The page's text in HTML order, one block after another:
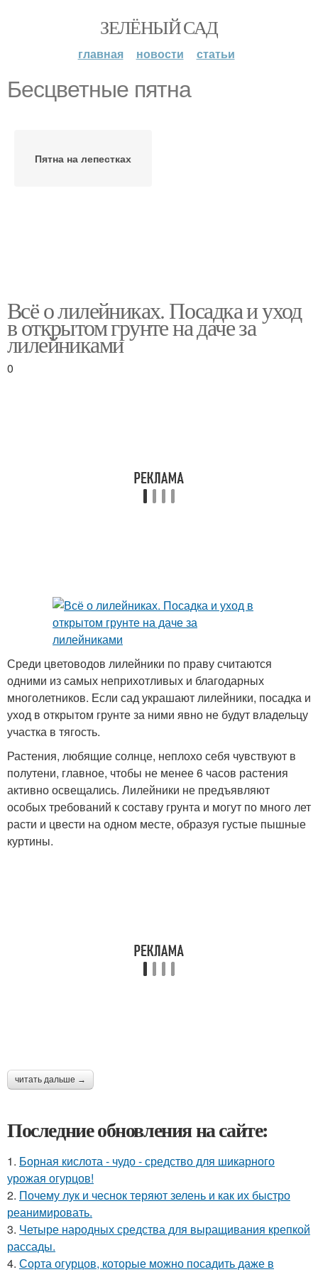
ЗЕЛЁНЫЙ САД
главная новости статьи
Бесцветные пятна
Пятна на лепестках
Всё о лилейниках. Посадка и уход
в открытом грунте на даче за
лилейниками
0
Среди цветоводов лилейники по праву считаются
одними из самых неприхотливых и благодарных
многолетников. Если сад украшают лилейники, посадка и
уход в открытом грунте за ними явно не будут владельцу
участка в тягость.
Растения, любящие солнце, неплохо себя чувствуют в
полутени, главное, чтобы не менее 6 часов растения
активно освещались. Лилейники не предъявляют
особых требований к составу грунта и могут по много лет
расти и цвести на одном месте, образуя густые пышные
куртины.
читать дальше →
Последние обновления на сайте:
1. Борная кислота - чудо - средство для шикарного
урожая огурцов!
2. Почему лук и чеснок теряют зелень и как их быстро
реанимировать.
3. Четыре народных средства для выращивания крепкой
рассады.
4. Сорта огурцов, которые можно посадить даже в